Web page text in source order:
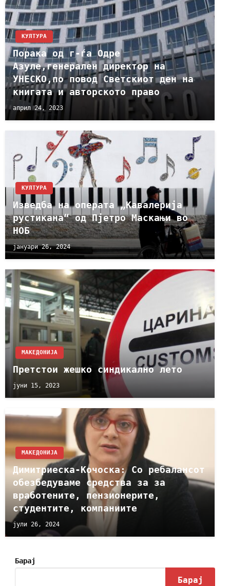
КУЛТУРА
Порака од г-ѓа Одре
Азуле,генерален директор на
УНЕСКО,по повод Светскиот ден на
книгата и авторското право
април 24, 2023
КУЛТУРА
Изведба на операта „Кавалерија
рустикана“ од Пјетро Маскањи во
НОБ
јануари 26, 2024
МАКЕДОНИЈА
Претстои жешко синдикално лето
јуни 15, 2023
МАКЕДОНИЈА
Димитриеска-Кочоска: Со ребалансот
обезбедуваме средства за за
вработените, пензионерите,
студентите, компаниите
јули 26, 2024
Барај
Барај